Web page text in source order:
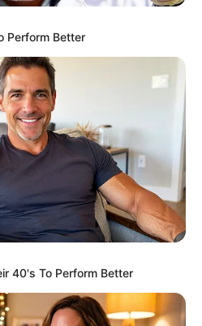
วังการทำของหาย ของมีค่าจะ
ำบุญด้วยหลอดไฟ บริจาคค่าไฟ
ข้ามาในชีวิต
ใจอ่อนจะทำให้ตัวเองต้อง
าเวลาทำไปความสะอาด
งศพ เพราะสิ่งเหล่านี้จะช่วย
Perform Better
40's To Perform Better